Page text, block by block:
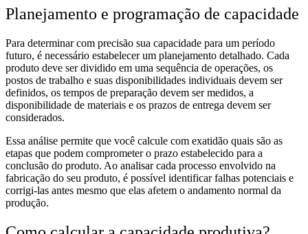
Planejamento e programação de capacidade
Para determinar com precisão sua capacidade para um período
futuro, é necessário estabelecer um planejamento detalhado. Cada
produto deve ser dividido em uma sequência de operações, os
postos de trabalho e suas disponibilidades individuais devem ser
definidos, os tempos de preparação devem ser medidos, a
disponibilidade de materiais e os prazos de entrega devem ser
considerados.
Essa análise permite que você calcule com exatidão quais são as
etapas que podem comprometer o prazo estabelecido para a
conclusão do produto. Ao analisar cada processo envolvido na
fabricação do seu produto, é possível identificar falhas potenciais e
corrigi-las antes mesmo que elas afetem o andamento normal da
produção.